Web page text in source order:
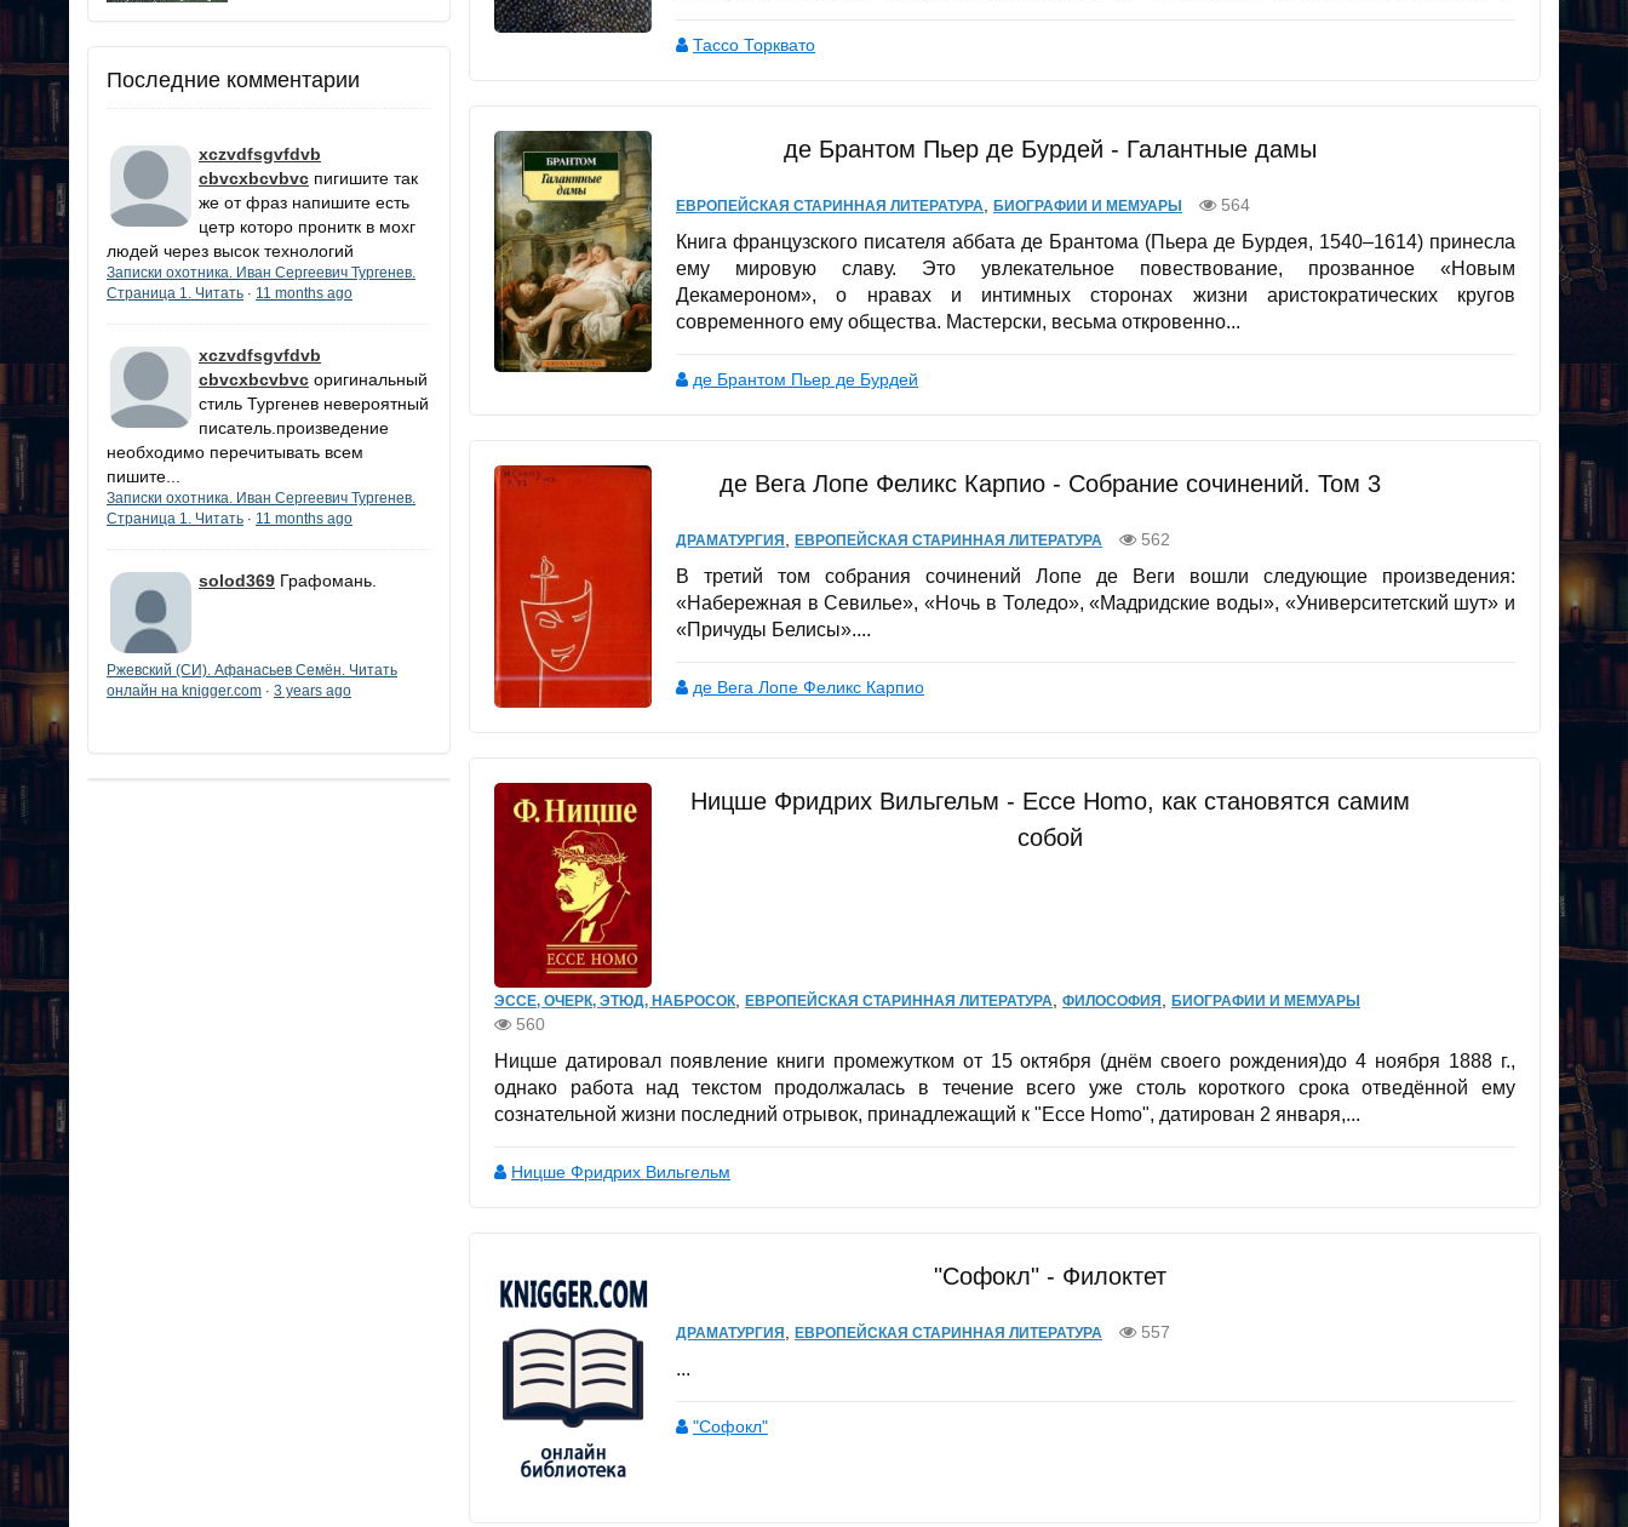
Последние комментарии
xczvdfsgvfdvb
cbvcxbcvbvc пигишите так
же от фраз напишите есть
цетр которо пронитк в мохг
людей через высок технологий
Записки охотника. Иван Сергеевич Тургенев.
Страница 1. Читать · 11 months ago
xczvdfsgvfdvb
cbvcxbcvbvc оригинальный
стиль Тургенев невероятный
писатель.произведение
необходимо перечитывать всем
пишите...
Записки охотника. Иван Сергеевич Тургенев.
Страница 1. Читать · 11 months ago
solod369 Графомань.
Ржевский (СИ). Афанасьев Семён. Читать
онлайн на knigger.com · 3 years ago
Тассо Торквато
де Брантом Пьер де Бурдей - Галантные дамы
ЕВРОПЕЙСКАЯ СТАРИННАЯ ЛИТЕРАТУРА БИОГРАФИИ И МЕМУАРЫ 564
Книга французского писателя аббата де Брантома (Пьера де Бурдея, 1540–1614) принесла
ему мировую славу. Это увлекательное повествование, прозванное «Новым
Декамероном», о нравах и интимных сторонах жизни аристократических кругов
современного ему общества. Мастерски, весьма откровенно...
де Брантом Пьер де Бурдей
де Вега Лопе Феликс Карпио - Собрание сочинений. Том 3
ДРАМАТУРГИЯ ЕВРОПЕЙСКАЯ СТАРИННАЯ ЛИТЕРАТУРА 562
В третий том собрания сочинений Лопе де Веги вошли следующие произведения:
«Набережная в Севилье», «Ночь в Толедо», «Мадридские воды», «Университетский шут» и
«Причуды Белисы»....
де Вега Лопе Феликс Карпио
Ницше Фридрих Вильгельм - Ecce Homo, как становятся самим
собой
ЭССЕ, ОЧЕРК, ЭТЮД, НАБРОСОК ЕВРОПЕЙСКАЯ СТАРИННАЯ ЛИТЕРАТУРА ФИЛОСОФИЯ БИОГРАФИИ И МЕМУАРЫ
560
Ницше датировал появление книги промежутком от 15 октября (днём своего рождения)до 4 ноября 1888 г.,
однако работа над текстом продолжалась в течение всего уже столь короткого срока отведённой ему
сознательной жизни последний отрывок, принадлежащий к "Ecce Homo", датирован 2 января,...
Ницше Фридрих Вильгельм
"Софокл" - Филоктет
ДРАМАТУРГИЯ ЕВРОПЕЙСКАЯ СТАРИННАЯ ЛИТЕРАТУРА 557
...
"Софокл"